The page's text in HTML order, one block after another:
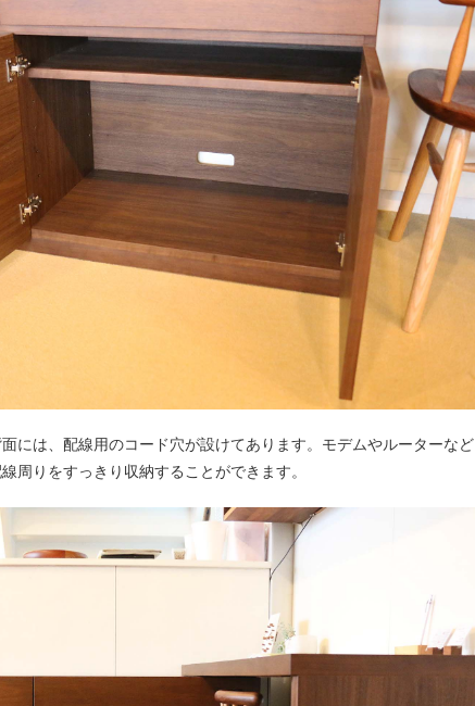
には、配線用のコード穴が設けてあります。モデムやルーターなど
周りをすっきり収納することができます。